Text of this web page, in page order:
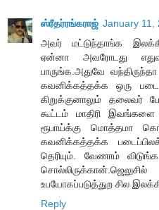
ஸ்ரீதர்ரங்கராஜ் January 11,
அவர் மட்டுந்தாங்க
ஏன்னா அவரோடது
பாருங்க.அதுவே
கவனிக்கத்தக்க ஒரு
கிறுக்குனாலும் தலைவர்
கூட்டம் மாதிரி இவங்களை
ரூபாய்க்கு மொத்தமா
கவனிக்கத்தக்க
தெரியும். வேணாம்
உபயோகப்படுத்துற சில
Reply